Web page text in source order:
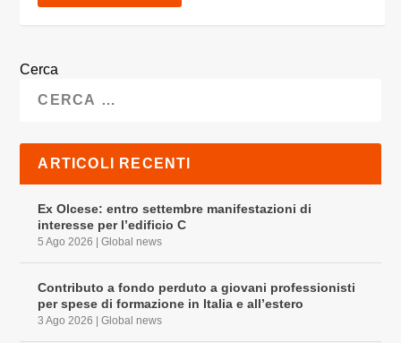
Cerca
ARTICOLI RECENTI
Ex Olcese: entro settembre manifestazioni di
interesse per l’edificio C
5 Ago 2026 |Global news
Contributo a fondo perduto a giovani professionisti
per spese di formazione in Italia e all’estero
3 Ago 2026 |Global news